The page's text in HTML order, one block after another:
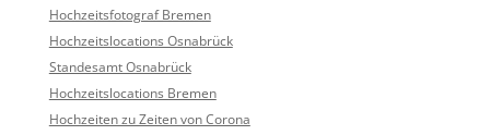
Hochzeitsfotograf Bremen
Hochzeitslocations Osnabrück
Standesamt Osnabrück
Hochzeitslocations Bremen
Hochzeiten zu Zeiten von Corona